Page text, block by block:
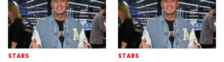
STARS STARS